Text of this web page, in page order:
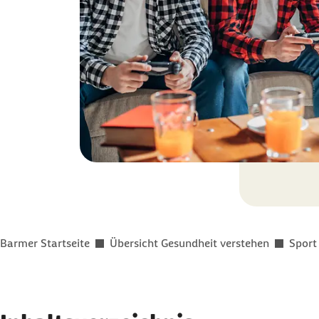
Sie befinden sich hier:
Barmer Startseite Übersicht Gesundheit verstehen Sport